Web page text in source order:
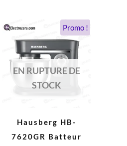
Promo !
EN RUPTURE DE
STOCK
Hausberg HB-
7620GR Batteur
prix
initial
était :
1.038 DH.
Le
prix
actuel
est :
694 DH.